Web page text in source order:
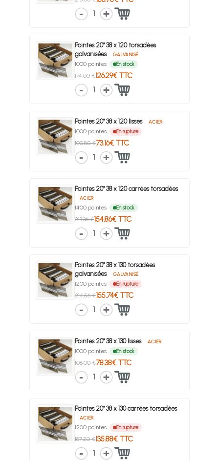
1
Pointes 20° 38 x 120 torsadées
galvanisées
GALVANISÉ
1000 pointes En stock
174.00 €126.29€ TTC
1
Pointes 20° 38 x 120 lisses ACIER
1000 pointes En rupture
100.80 €73.16€ TTC
1
Pointes 20° 38 x 120 carrées torsadées
ACIER
1400 pointes En stock
213.36 €154.86€ TTC
1
Pointes 20° 38 x 130 torsadées
galvanisées
GALVANISÉ
1200 pointes En rupture
214.56 €155.74€ TTC
1
Pointes 20° 38 x 130 lisses ACIER
1000 pointes En stock
108.00 €78.38€ TTC
1
Pointes 20° 38 x 130 carrées torsadées
ACIER
1200 pointes En rupture
187.20 €135.88€ TTC
1